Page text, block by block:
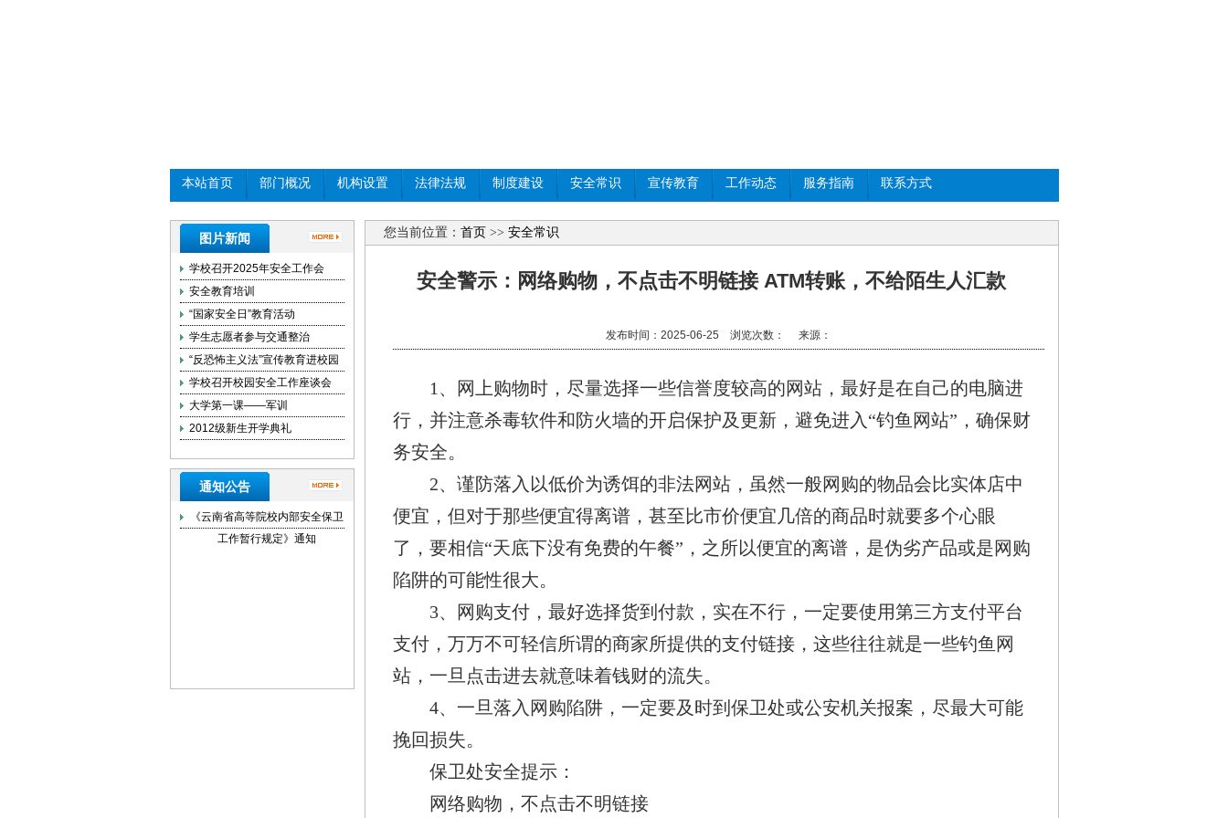
本站首页 部门概况 机构设置 法律法规 制度建设 安全常识 宣传教育 工作动态 服务指南 联系方式
图片新闻
学校召开2025年安全工作会
安全教育培训
“国家安全日”教育活动
学生志愿者参与交通整治
“反恐怖主义法”宣传教育进校园
学校召开校园安全工作座谈会
大学第一课——军训
2012级新生开学典礼
通知公告
《云南省高等院校内部安全保卫
工作暂行规定》通知
您当前位置： 首页 >> 安全常识
安全警示：网络购物，不点击不明链接 ATM转账，不给陌生人汇款
发布时间：2025-06-25 浏览次数： 来源：
1、网上购物时，尽量选择一些信誉度较高的网站，最好是在自己的电脑进
行，并注意杀毒软件和防火墙的开启保护及更新，避免进入“钓鱼网站”，确保财
务安全。
2、谨防落入以低价为诱饵的非法网站，虽然一般网购的物品会比实体店中
便宜，但对于那些便宜得离谱，甚至比市价便宜几倍的商品时就要多个心眼
了，要相信“天底下没有免费的午餐”，之所以便宜的离谱，是伪劣产品或是网购
陷阱的可能性很大。
3、网购支付，最好选择货到付款，实在不行，一定要使用第三方支付平台
支付，万万不可轻信所谓的商家所提供的支付链接，这些往往就是一些钓鱼网
站，一旦点击进去就意味着钱财的流失。
4、一旦落入网购陷阱，一定要及时到保卫处或公安机关报案，尽最大可能
挽回损失。
保卫处安全提示：
网络购物，不点击不明链接